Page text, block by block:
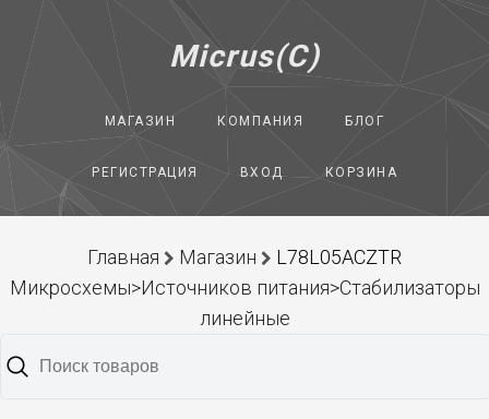
Micrus(C)
МАГАЗИН КОМПАНИЯ БЛОГ
РЕГИСТРАЦИЯ ВХОД КОРЗИНА
Главная Магазин
L78L05ACZTR
Микросхемы>Источников питания>Стабилизаторы
линейные